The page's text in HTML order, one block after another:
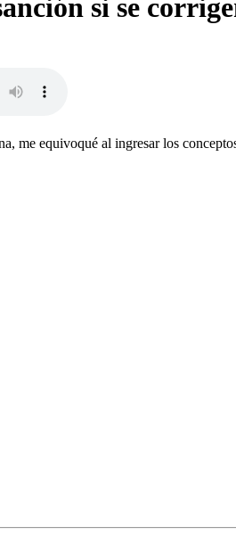
si se
me equivoqué al ingresar los